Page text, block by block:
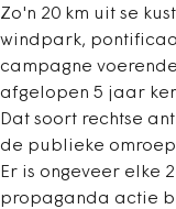
Zo'n 20 km uit se
windpark,
campagne
afgelopen 5 jaar
Dat soort rechtse
de publieke
Er is ongeveer elke
propaganda actie